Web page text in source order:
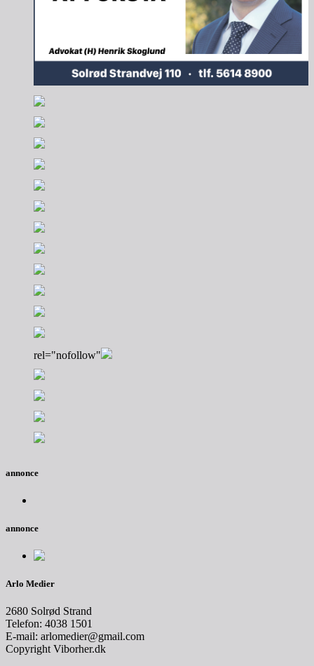
rel="nofollow"
annonce
annonce
Arlo Medier
2680 Solrød Strand
Telefon: 4038 1501
E-mail: arlomedier@gmail.com
Copyright Viborher.dk